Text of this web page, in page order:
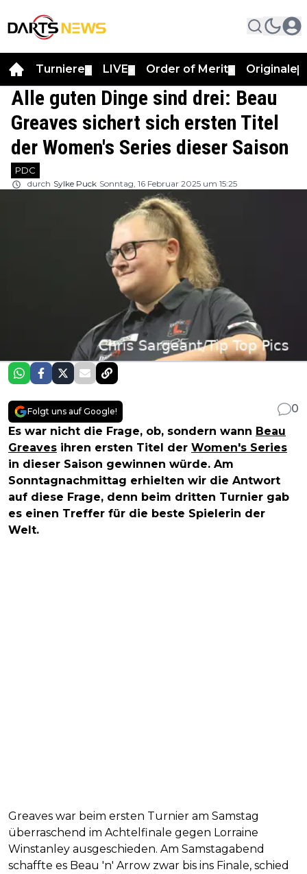
Turniere LIVE Order of Merit Originale
Alle guten Dinge sind drei: Beau
Greaves sichert sich ersten Titel
der Women's Series dieser Saison
PDC
durch Sylke Puck Sonntag, 16 Februar 2025 um 15:25
Folgt uns auf Google!
0
Es war nicht die Frage, ob, sondern wann Beau
Greaves ihren ersten Titel der Women's Series
in dieser Saison gewinnen würde. Am
Sonntagnachmittag erhielten wir die Antwort
auf diese Frage, denn beim dritten Turnier gab
es einen Treffer für die beste Spielerin der
Welt.
Greaves war beim ersten Turnier am Samstag
überraschend im Achtelfinale gegen Lorraine
Winstanley ausgeschieden. Am Samstagabend
schaffte es Beau 'n' Arrow zwar bis ins Finale, schied